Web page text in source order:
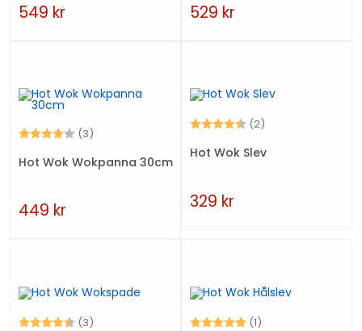
549 kr 529 kr
Betyg: (3)
4.0 utav 5 stjärnor
Hot Wok Wokpanna 30cm
449 kr
Betyg: (2)
Hot Wok Slev
329 kr
Betyg: (3)
4.7 utav 5 stjärnorBetyg: (1)